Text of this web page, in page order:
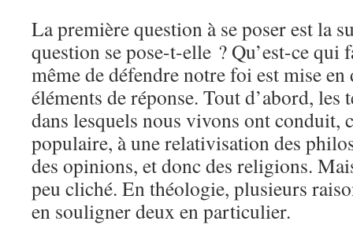
La première question à se poser est la
question se pose-t-elle ? Qu’est-ce qui
même de défendre notre foi est mise
éléments de réponse. Tout d’abord, les
dans lesquels nous vivons ont conduit,
populaire, à une relativisation des
des opinions, et donc des religions.
peu cliché. En théologie, plusieurs
en souligner deux en particulier.